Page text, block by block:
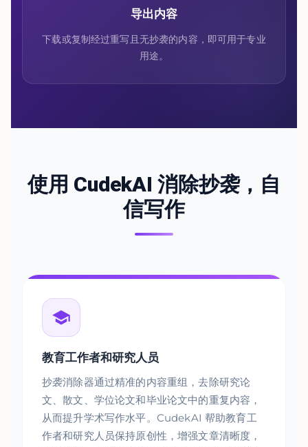
导出内容
下载或复制经过重写且无抄袭的内容，即可用于专业
用途。
使用 CudekAI 消除抄袭，自
信写作
教育工作者和研究人员
抄袭消除器通过精准的内容重组，去除研究论
文、散文、学位论文和毕业论文中的重复内容，
从而提升学术写作水平。CudekAI 帮助教育工
作者和研究人员保持原创性，增强文章清晰度，